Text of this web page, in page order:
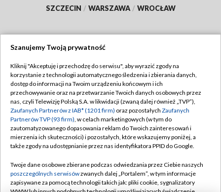
SZCZECIN / WARSZAWA / WROCŁAW
TVP
Abonament TVP
Emisja w TVP
Centrum informacji TVP
Naziemna Telewizja Cyfrowa
Rada Programowa
System NOS
Regulamin TVP
Polityka prywatności
Moje zgody
Pomoc
Kontakt
Szanujemy Twoją prywatność
Kliknij "Akceptuję i przechodzę do serwisu", aby wyrazić zgody na
korzystanie z technologii automatycznego śledzenia i zbierania danych,
dostęp do informacji na Twoim urządzeniu końcowym i ich
przechowywanie oraz na przetwarzanie Twoich danych osobowych przez
nas, czyli Telewizję Polską S.A. w likwidacji (zwaną dalej również „TVP”),
Zaufanych Partnerów z IAB* (1201 firm) oraz pozostałych Zaufanych
Partnerów TVP (93 firm), w celach marketingowych (w tym do
zautomatyzowanego dopasowania reklam do Twoich zainteresowań i
mierzenia ich skuteczności) i pozostałych, które wskazujemy poniżej, a
także zgody na udostępnianie przez nas identyfikatora PPID do Google.
Twoje dane osobowe zbierane podczas odwiedzania przez Ciebie naszych
poszczególnych serwisówzwanych dalej „Portalem”, w tym informacje
zapisywane za pomocą technologii takich jak: pliki cookie, sygnalizatory